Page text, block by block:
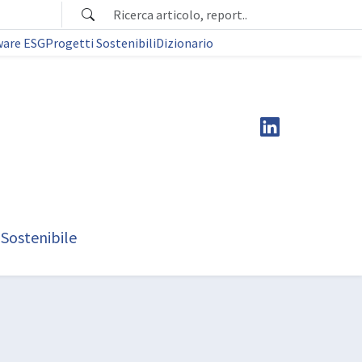
ESGProgetti SostenibiliDizionario